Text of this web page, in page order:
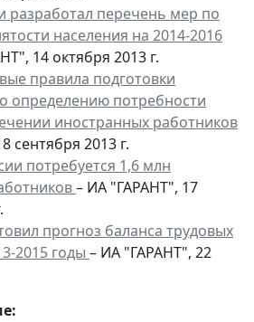
разработал перечень мер по
населения на 2014-2016
14 октября 2013 г.
правила подготовки
определению потребности
иностранных работников
сентября 2013 г.
потребуется 1,6 млн
– ИА "ГАРАНТ", 17
прогноз баланса трудовых
2015 годы – ИА "ГАРАНТ", 22